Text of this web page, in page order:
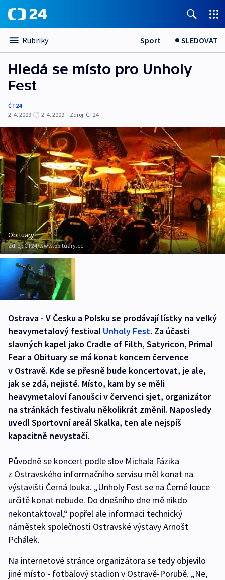
Rubriky Sport SLEDOVAT
Hledá se místo pro Unholy
Fest
ČT24
2. 4. 2009
2. 4. 2009 | Zdroj: ČT24
Obituary
Zdroj:ČT24/www.obituary.cc
Ostrava - V Česku a Polsku se prodávají lístky na velký
heavymetalový festival Unholy Fest. Za účasti
slavných kapel jako Cradle of Filth, Satyricon, Primal
Fear a Obituary se má konat koncem července
v Ostravě. Kde se přesně bude koncertovat, je ale,
jak se zdá, nejisté. Místo, kam by se měli
heavymetaloví fanoušci v červenci sjet, organizátor
na stránkách festivalu několikrát změnil. Naposledy
uvedl Sportovní areál Skalka, ten ale nejspíš
kapacitně nevystačí.
Původně se koncert podle slov Michala Fázika
z Ostravského informačního servisu měl konat na
výstavišti Černá louka. „Unholy Fest se na Černé louce
určitě konat nebude. Do dnešního dne mě nikdo
nekontaktoval,“ popřel ale informaci technický
náměstek společnosti Ostravské výstavy Arnošt
Pchálek.
Na internetové stránce organizátora se tedy objevilo
jiné místo - fotbalový stadion v Ostravě-Porubě. „Ne,